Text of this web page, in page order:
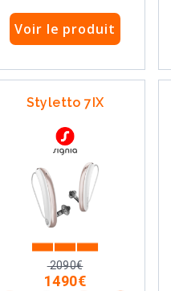
Voir le produit
Styletto 7IX
2090€
1490€